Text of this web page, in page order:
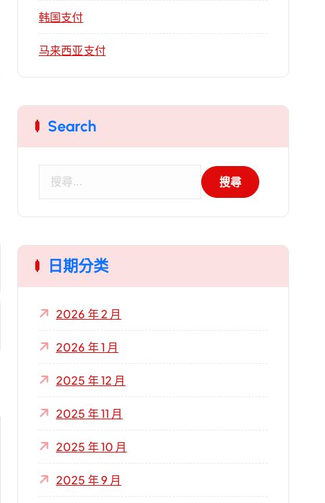
韩国支付
马来西亚支付
Search
字
:
日期分类
2026 年 2 月
2026 年 1 月
2025 年 12 月
2025 年 11 月
2025 年 10 月
2025 年 9 月